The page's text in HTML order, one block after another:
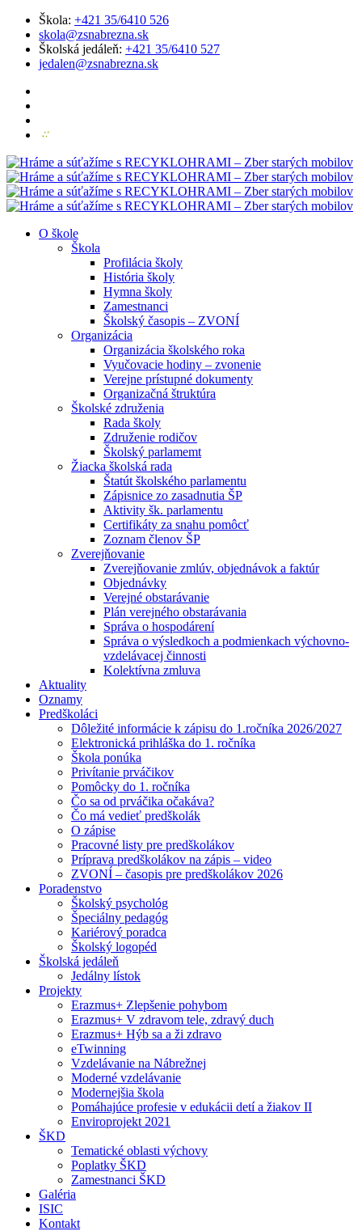
Škola: +421 35/6410 526
skola@zsnabrezna.sk
Školská jedáleň: +421 35/6410 527
jedalen@zsnabrezna.sk
O škole
Škola
Profilácia školy
História školy
Hymna školy
Zamestnanci
Školský časopis – ZVONÍ
Organizácia
Organizácia školského roka
Vyučovacie hodiny – zvonenie
Verejne prístupné dokumenty
Organizačná štruktúra
Školské združenia
Rada školy
Združenie rodičov
Školský parlamemt
Žiacka školská rada
Štatút školského parlamentu
Zápisnice zo zasadnutia ŠP
Aktivity šk. parlamentu
Certifikáty za snahu pomôcť
Zoznam členov ŠP
Zverejňovanie
Zverejňovanie zmlúv, objednávok a faktúr
Objednávky
Verejné obstarávanie
Plán verejného obstarávania
Správa o hospodárení
Správa o výsledkoch a podmienkach výchovno-
vzdelávacej činnosti
Kolektívna zmluva
Aktuality
Oznamy
Predškoláci
Dôležité informácie k zápisu do 1.ročníka 2026/2027
Elektronická prihláška do 1. ročníka
Škola ponúka
Privítanie prváčikov
Pomôcky do 1. ročníka
Čo sa od prváčika očakáva?
Čo má vedieť predškolák
O zápise
Pracovné listy pre predškolákov
Príprava predškolákov na zápis – video
ZVONÍ – časopis pre predškolákov 2026
Poradenstvo
Školský psychológ
Špeciálny pedagóg
Kariérový poradca
Školský logopéd
Školská jedáleň
Jedálny lístok
Projekty
Erazmus+ Zlepšenie pohybom
Erazmus+ V zdravom tele, zdravý duch
Erazmus+ Hýb sa a ži zdravo
eTwinning
Vzdelávanie na Nábrežnej
Moderné vzdelávanie
Modernejšia škola
Pomáhajúce profesie v edukácii detí a žiakov II
Enviroprojekt 2021
ŠKD
Tematické oblasti výchovy
Poplatky ŠKD
Zamestnanci ŠKD
Galéria
ISIC
Kontakt